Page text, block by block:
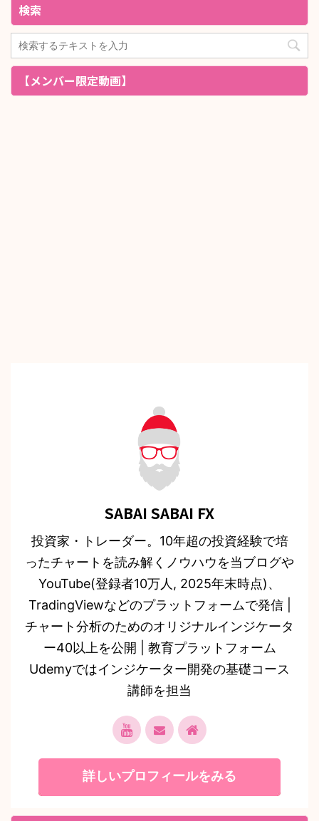
検索
【メンバー限定動画】
SABAI SABAI FX
投資家・トレーダー。10年超の投資経験で培
ったチャートを読み解くノウハウを当ブログや
YouTube(登録者10万人, 2025年末時点)、
TradingViewなどのプラットフォームで発信 |
チャート分析のためのオリジナルインジケータ
ー40以上を公開 | 教育プラットフォーム
Udemyではインジケーター開発の基礎コース
講師を担当
詳しいプロフィールをみる